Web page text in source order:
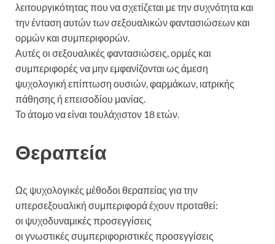
λειτουργικότητας που να σχετίζεται με την συχνότητα και
την ένταση αυτών των σεξουαλικών φαντασιώσεων και
ορμών και συμπεριφορών.
Αυτές οι σεξουαλικές φαντασιώσεις, ορμές και
συμπεριφορές να μην εμφανίζονται ως άμεση
ψυχολογική επίπτωση ουσιών, φαρμάκων, ιατρικής
πάθησης ή επεισοδίου μανίας.
Το άτομο να είναι τουλάχιστον 18 ετών.
Θεραπεία
Ως ψυχολογικές μέθοδοι θεραπείας για την
υπερσεξουαλική συμπεριφορά έχουν προταθεί:
οι ψυχοδυναμικές προσεγγίσεις
οι γνωστικές συμπεριφοριστικές προσεγγίσεις